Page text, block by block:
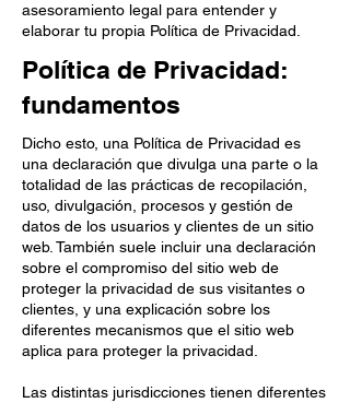
asesoramiento legal para entender y
elaborar tu propia Política de Privacidad.
Política de Privacidad:
fundamentos
Dicho esto, una Política de Privacidad es
una declaración que divulga una parte o la
totalidad de las prácticas de recopilación,
uso, divulgación, procesos y gestión de
datos de los usuarios y clientes de un sitio
web. También suele incluir una declaración
sobre el compromiso del sitio web de
proteger la privacidad de sus visitantes o
clientes, y una explicación sobre los
diferentes mecanismos que el sitio web
aplica para proteger la privacidad.
Las distintas jurisdicciones tienen diferentes